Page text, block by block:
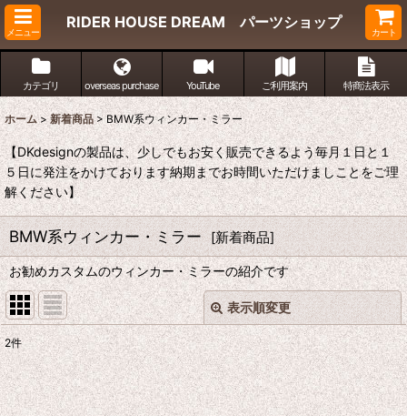
メニュー
RIDER HOUSE DREAM パーツショップ
カート
カテゴリ overseas purchase YouTube ご利用案内 特商法表示
ホーム > 新着商品 > BMW系ウィンカー・ミラー
【DKdesignの製品は、少しでもお安く販売できるよう毎月１日と１
５日に発注をかけております納期までお時間いただけましことをご理
解ください】
BMW系ウィンカー・ミラー [新着商品]
お勧めカスタムのウィンカー・ミラーの紹介です
表示順変更
表示数:
並び順 :
閉じる
2件